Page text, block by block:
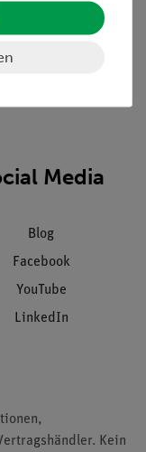
Media
Blog
Facebook
YouTube
LinkedIn
Kein